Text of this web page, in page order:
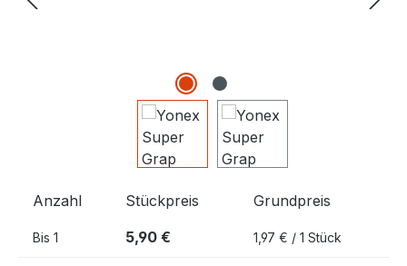
Anzahl Stückpreis Grundpreis
Bis 1 5,90 € 1,97 € / 1 Stück